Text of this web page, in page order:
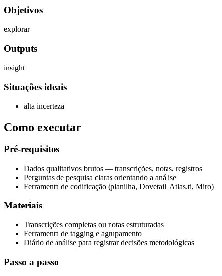
Objetivos
explorar
Outputs
insight
Situações ideais
alta incerteza
Como executar
Pré-requisitos
Dados qualitativos brutos — transcrições, notas, registros
Perguntas de pesquisa claras orientando a análise
Ferramenta de codificação (planilha, Dovetail, Atlas.ti, Miro)
Materiais
Transcrições completas ou notas estruturadas
Ferramenta de tagging e agrupamento
Diário de análise para registrar decisões metodológicas
Passo a passo